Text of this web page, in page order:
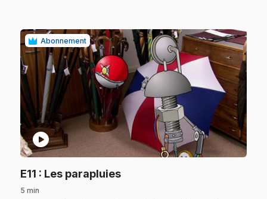
Abonnement
play_circle
E11 : Les parapluies.
5 min